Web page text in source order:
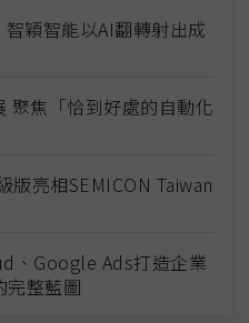
穎智能以AI翻轉射出成
聚焦「恰到好處的自動化
版亮相SEMICON Taiwan
、Google Ads打造企業
整藍圖